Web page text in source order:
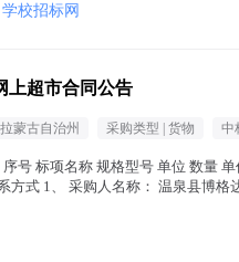
学校招标网
上超市合同公告
蒙古自治州 采购类型 | 货物 中
序号 标项名称 规格型号 单位 数量
方式 1、 采购人名称： 温泉县博